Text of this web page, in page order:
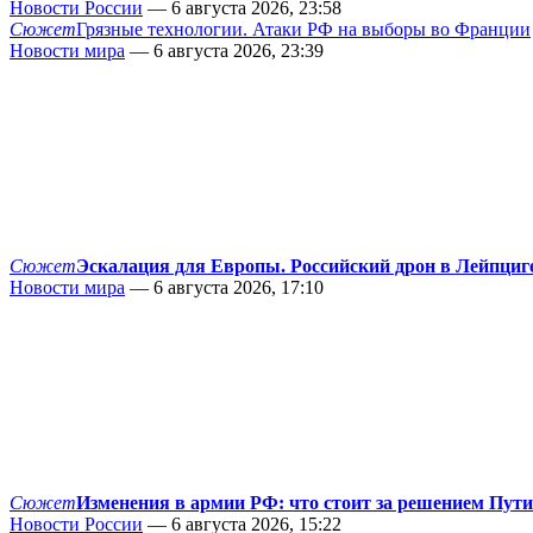
Новости России — 6 августа 2026, 23:58
СюжетГрязные технологии. Атаки РФ на выборы во Франции
Новости мира — 6 августа 2026, 23:39
СюжетЭскалация для Европы. Российский дрон в
Новости мира — 6 августа 2026, 17:10
СюжетИзменения в армии РФ: что стоит за решением
Новости России — 6 августа 2026, 15:22